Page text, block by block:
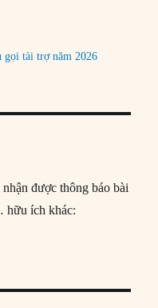
gọi tài trợ năm 2026
được thông báo bài
hữu ích khác: